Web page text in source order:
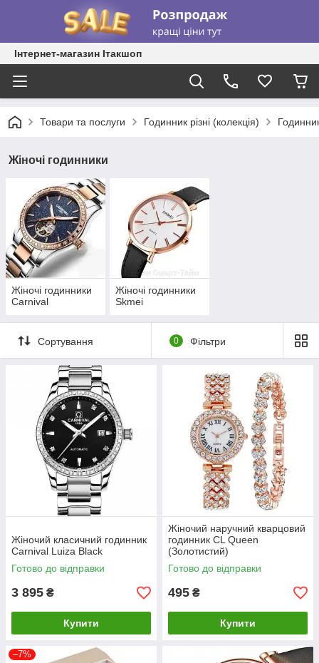
Інтернет-магазин Ітакшоп
Товари та послуги Годинник різні (колекція)
Жіночі годинники
Жіночі годинники
Carnival
Жіночі годинники
Skmei
Сортування 0 Фільтри
Жіночий класичний годинник
Carnival Luiza Black
Готово до відправки
3 895 ₴
Купити
Жіночий наручний кварцовий
годинник CL Queen
(Золотистий)
Готово до відправки
495 ₴
Купити
–7%